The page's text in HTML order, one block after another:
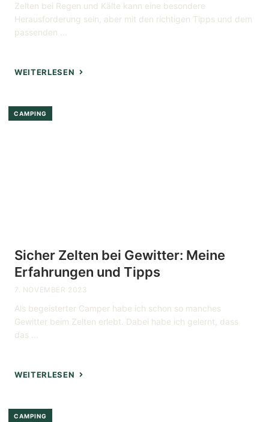
Zelten bei Regen und Kälte kann eine besondere
Herausforderung sein, aber mit den richtigen Tipps und dem
passenden ...
WEITERLESEN
CAMPING
Sicher Zelten bei Gewitter: Meine
Erfahrungen und Tipps
7. NOVEMBER 2023
Als begeisterter Camper habe ich schon so manches
Gewitter beim Zelten erlebt. Dabei habe ich gelernt, dass
das ...
WEITERLESEN
CAMPING